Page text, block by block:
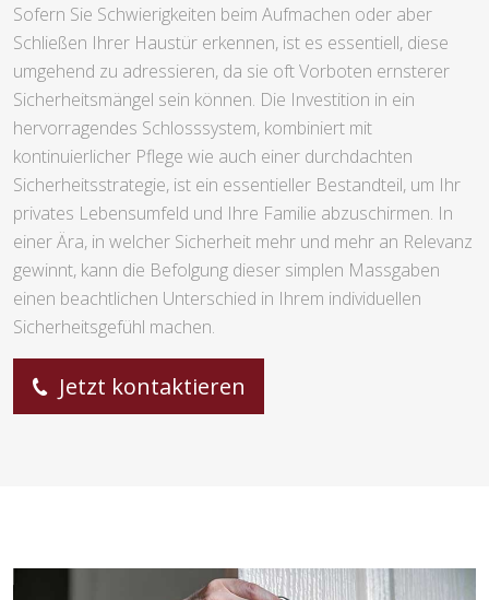
Sofern Sie Schwierigkeiten beim Aufmachen oder aber
Schließen Ihrer Haustür erkennen, ist es essentiell, diese
umgehend zu adressieren, da sie oft Vorboten ernsterer
Sicherheitsmängel sein können. Die Investition in ein
hervorragendes Schlosssystem, kombiniert mit
kontinuierlicher Pflege wie auch einer durchdachten
Sicherheitsstrategie, ist ein essentieller Bestandteil, um Ihr
privates Lebensumfeld und Ihre Familie abzuschirmen. In
einer Ära, in welcher Sicherheit mehr und mehr an Relevanz
gewinnt, kann die Befolgung dieser simplen Massgaben
einen beachtlichen Unterschied in Ihrem individuellen
Sicherheitsgefühl machen.
Jetzt kontaktieren